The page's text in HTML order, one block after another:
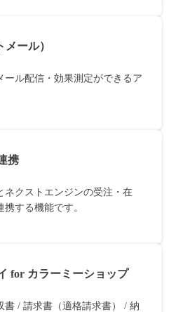
ール）
ール配信・効果測定ができるア
携
ネクストエンジンの受注・在
する機能です。
for カラーミーショップ
書 / 請求書（適格請求書） / 納